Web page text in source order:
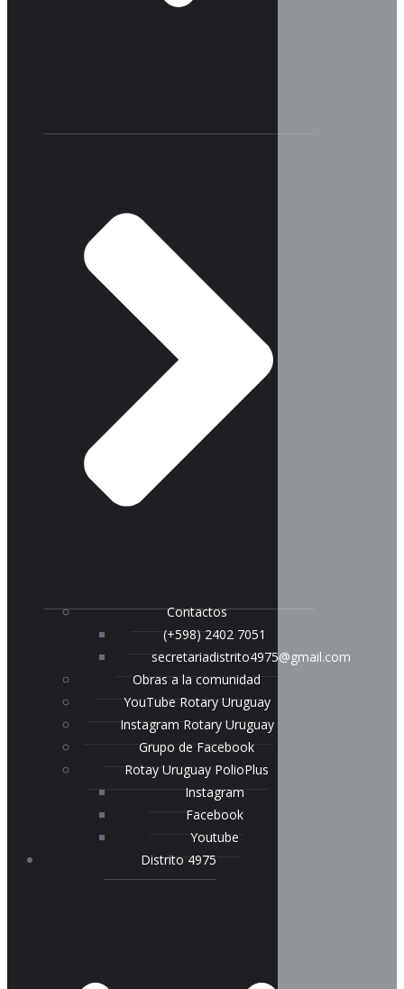
Contactos
(+598) 2402 7051
secretariadistrito4975@gmail.com
Obras a la comunidad
YouTube Rotary Uruguay
Instagram Rotary Uruguay
Grupo de Facebook
Rotay Uruguay PolioPlus
Instagram
Facebook
Youtube
Distrito 4975